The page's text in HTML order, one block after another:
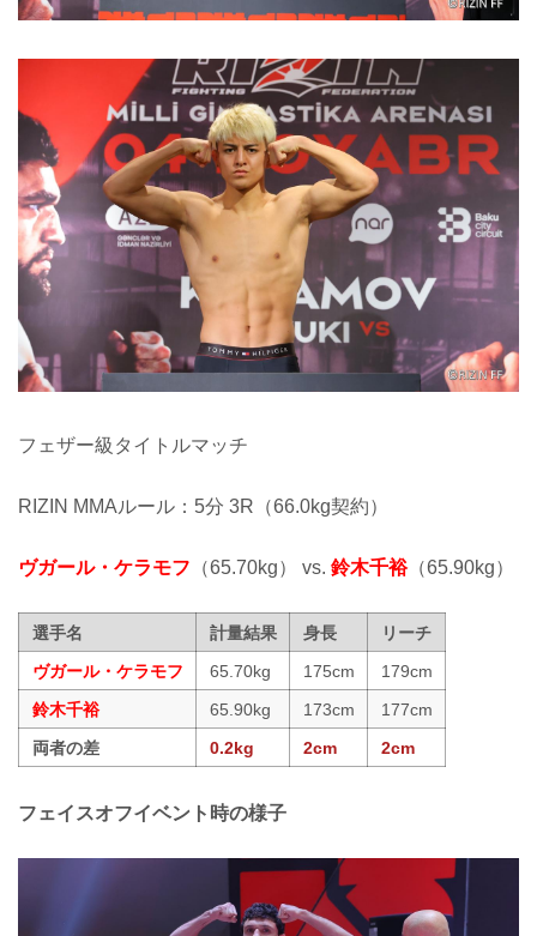
フェザー級タイトルマッチ
RIZIN MMAルール：5分 3R（66.0kg契約）
ヴガール・ケラモフ （65.70kg） vs. 鈴木千裕（65.90kg）
選手名 計量結果 身長
リーチ
ヴガール・ケラモフ
65.70kg 175cm
179cm
鈴木千裕
65.90kg 173cm
177cm
両者の差
0.2kg 2cm 2cm
フェイスオフイベント時の様子